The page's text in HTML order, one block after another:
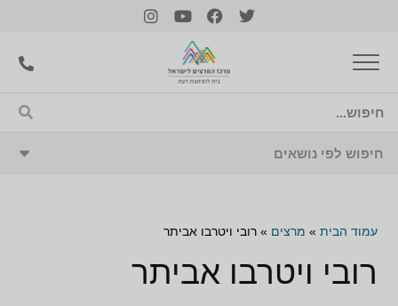
עמוד הבית » מרצים »רובי ויטרבו אביתר
רובי ויטרבו אביתר